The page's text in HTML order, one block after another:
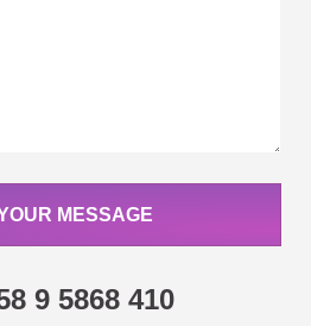
MESSAGE
9 5868 410